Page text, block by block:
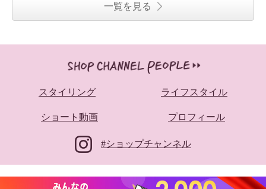
一覧を見る
スタイリング ライフスタイル
ショート動画 プロフィール
#ショップチャンネル